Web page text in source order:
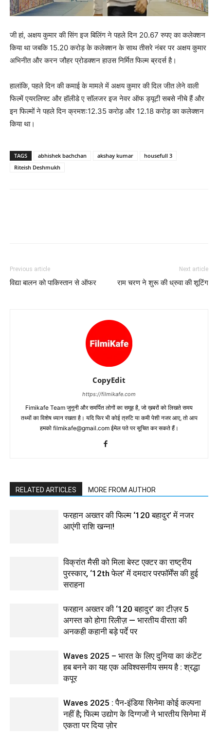
जी हां, अक्षय कुमार की सिंग इज बिलिंग ने पहले दिन 20.67 रुपए का कलेक्‍शन
किया था जबकि 15.20 करोड़ के कलेक्‍शन के साथ तीसरे नंबर पर अक्षय कुमार
अभिनीत और करन जौहर प्रोडक्‍शन हाउस निर्मित फिल्‍म ब्रदर्स है।
हालांकि, पहले दिन की कमाई के मामले में अक्षय कुमार की दिल जीत लेने वाली
फिल्‍में एयरलिफ्ट और हॉलीडे ए सॉलजर इज नेवर ऑफ ड्यूटी सबसे नीचे हैं और
इन फिल्‍मों ने पहले दिन क्रमश:12.35 करोड़ और 12.18 करोड़ का कलेक्‍शन
किया था।
TAGS abhishek bachchan akshay kumar
housefull 3
Riteish Deshmukh
Previous article
विद्या बालन को पाकिस्‍तान से ऑफर
Next article
राम चरण ने शुरू की ध्रुवा की शूटिंग
CopyEdit
https://filmikafe.com
Fimikafe Team जुनूनी और समर्पित लोगों का समूह है, जो ख़बरों को लिखते समय
तथ्‍यों का विशेष ध्‍यान रखता है। यदि फिर भी कोई त्रुटि या कमी पेशी नजर आए, तो आप
हमको filmikafe@gmail.com ईमेल पते पर सूचित कर सकते हैं।
RELATED ARTICLES MORE FROM AUTHOR
फरहान अख्तर की फिल्म ‘120 बहादुर’ में नजर
आएंगी राशि खन्ना!
विक्रांत मैसी को मिला बेस्ट एक्टर का राष्ट्रीय
पुरस्कार, ‘12th फेल’ में दमदार परफॉर्मेंस की हुई
सराहना
फरहान अख्तर की ‘120 बहादुर’ का टीज़र 5
अगस्त को होगा रिलीज़ — भारतीय वीरता की
अनकही कहानी बड़े पर्दे पर
Waves 2025 – भारत के लिए दुनिया का कंटेंट
हब बनने का यह एक अविश्वसनीय समय है : श्रद्धा
कपूर
Waves 2025 : पैन-इंडिया सिनेमा कोई कल्पना
नहीं है; फिल्म उद्योग के दिग्गजों ने भारतीय सिनेमा में
एकता पर दिया ज़ोर